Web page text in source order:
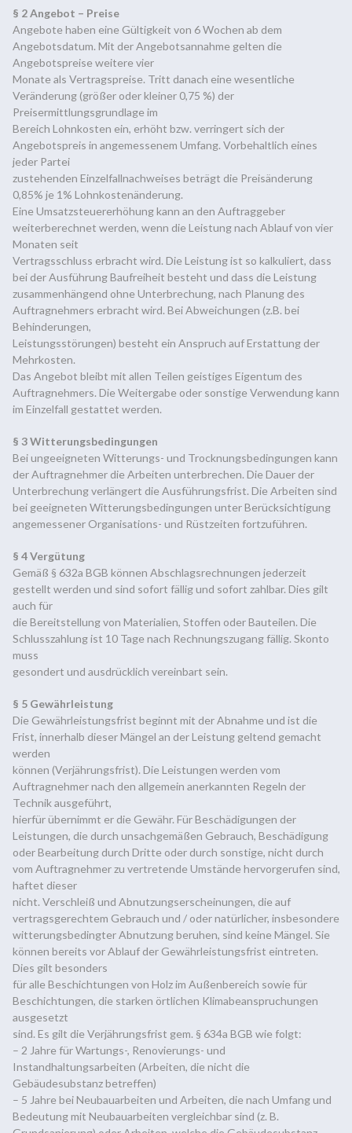
§ 2 Angebot – Preise
Angebote haben eine Gültigkeit von 6 Wochen ab dem
Angebotsdatum. Mit der Angebotsannahme gelten die
Angebotspreise weitere vier
Monate als Vertragspreise. Tritt danach eine wesentliche
Veränderung (größer oder kleiner 0,75 %) der
Preisermittlungsgrundlage im
Bereich Lohnkosten ein, erhöht bzw. verringert sich der
Angebotspreis in angemessenem Umfang. Vorbehaltlich eines
jeder Partei
zustehenden Einzelfallnachweises beträgt die Preisänderung
0,85% je 1% Lohnkostenänderung.
Eine Umsatzsteuererhöhung kann an den Auftraggeber
weiterberechnet werden, wenn die Leistung nach Ablauf von vier
Monaten seit
Vertragsschluss erbracht wird. Die Leistung ist so kalkuliert, dass
bei der Ausführung Baufreiheit besteht und dass die Leistung
zusammenhängend ohne Unterbrechung, nach Planung des
Auftragnehmers erbracht wird. Bei Abweichungen (z.B. bei
Behinderungen,
Leistungsstörungen) besteht ein Anspruch auf Erstattung der
Mehrkosten.
Das Angebot bleibt mit allen Teilen geistiges Eigentum des
Auftragnehmers. Die Weitergabe oder sonstige Verwendung kann
im Einzelfall gestattet werden.
§ 3 Witterungsbedingungen
Bei ungeeigneten Witterungs- und Trocknungsbedingungen kann
der Auftragnehmer die Arbeiten unterbrechen. Die Dauer der
Unterbrechung verlängert die Ausführungsfrist. Die Arbeiten sind
bei geeigneten Witterungsbedingungen unter Berücksichtigung
angemessener Organisations- und Rüstzeiten fortzuführen.
§ 4 Vergütung
Gemäß § 632a BGB können Abschlagsrechnungen jederzeit
gestellt werden und sind sofort fällig und sofort zahlbar. Dies gilt
auch für
die Bereitstellung von Materialien, Stoffen oder Bauteilen. Die
Schlusszahlung ist 10 Tage nach Rechnungszugang fällig. Skonto
muss
gesondert und ausdrücklich vereinbart sein.
§ 5 Gewährleistung
Die Gewährleistungsfrist beginnt mit der Abnahme und ist die
Frist, innerhalb dieser Mängel an der Leistung geltend gemacht
werden
können (Verjährungsfrist). Die Leistungen werden vom
Auftragnehmer nach den allgemein anerkannten Regeln der
Technik ausgeführt,
hierfür übernimmt er die Gewähr. Für Beschädigungen der
Leistungen, die durch unsachgemäßen Gebrauch, Beschädigung
oder Bearbeitung durch Dritte oder durch sonstige, nicht durch
vom Auftragnehmer zu vertretende Umstände hervorgerufen sind,
haftet dieser
nicht. Verschleiß und Abnutzungserscheinungen, die auf
vertragsgerechtem Gebrauch und / oder natürlicher, insbesondere
witterungsbedingter Abnutzung beruhen, sind keine Mängel. Sie
können bereits vor Ablauf der Gewährleistungsfrist eintreten.
Dies gilt besonders
für alle Beschichtungen von Holz im Außenbereich sowie für
Beschichtungen, die starken örtlichen Klimabeanspruchungen
ausgesetzt
sind. Es gilt die Verjährungsfrist gem. § 634a BGB wie folgt:
– 2 Jahre für Wartungs-, Renovierungs- und
Instandhaltungsarbeiten (Arbeiten, die nicht die
Gebäudesubstanz betreffen)
– 5 Jahre bei Neubauarbeiten und Arbeiten, die nach Umfang und
Bedeutung mit Neubauarbeiten vergleichbar sind (z. B.